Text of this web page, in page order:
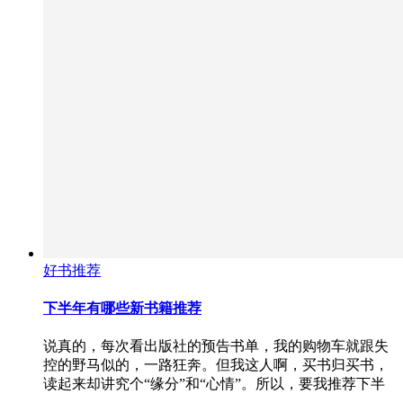
好书推荐
下半年有哪些新书籍推荐
说真的，每次看出版社的预告书单，我的购物车就跟失
控的野马似的，一路狂奔。但我这人啊，买书归买书，
读起来却讲究个“缘分”和“心情”。所以，要我推荐下半